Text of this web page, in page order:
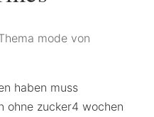
mode von
haben muss
ohne zucker4 wochen